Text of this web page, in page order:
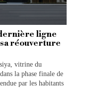
ligne
réouverture
vitrine du
la phase finale de
par les habitants